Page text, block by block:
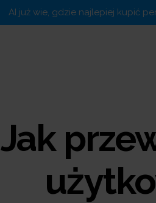
AI już wie, gdzie najlepiej kupić
Jak